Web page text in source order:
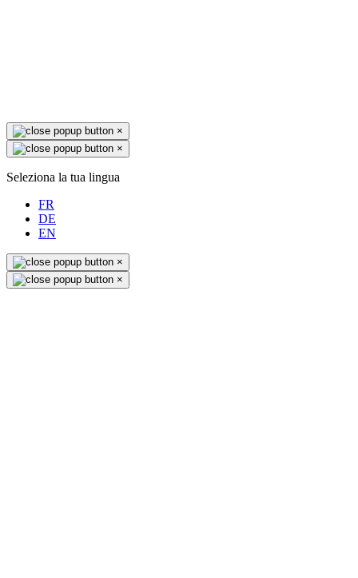
×
×
Seleziona la tua lingua
FR
DE
EN
×
×